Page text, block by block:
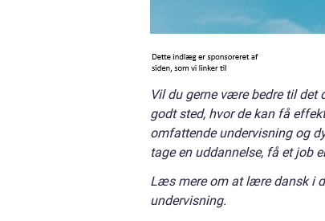
Vil du gerne være bedre til det
godt sted, hvor de kan få
omfattende undervisning og
tage en uddannelse, få et job
Læs mere om at lære dansk i
undervisning.